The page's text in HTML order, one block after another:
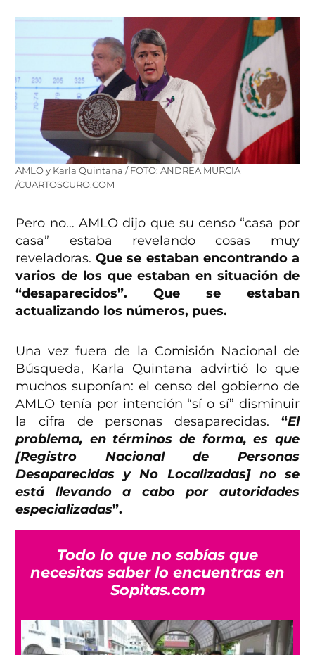
AMLO y Karla Quintana / FOTO: ANDREA MURCIA
/CUARTOSCURO.COM
Pero no… AMLO dijo que su censo “casa por
casa” estaba revelando cosas muy
reveladoras.Que se estaban encontrando a
varios de los que estaban en situación de
“desaparecidos”. Que se estaban
actualizando los números, pues.
Una vez fuera de la Comisión Nacional de
Búsqueda, Karla Quintana advirtió lo que
muchos suponían: el censo del gobierno de
AMLO tenía por intención “sí o sí” disminuir
la cifra de personas desaparecidas. “El
problema, en términos de forma, es que
[Registro Nacional de Personas
Desaparecidas y No Localizadas] no se
está llevando a cabo por autoridades
especializadas”.
Todo lo que no sabías que
necesitas saber lo encuentras en
Sopitas.com